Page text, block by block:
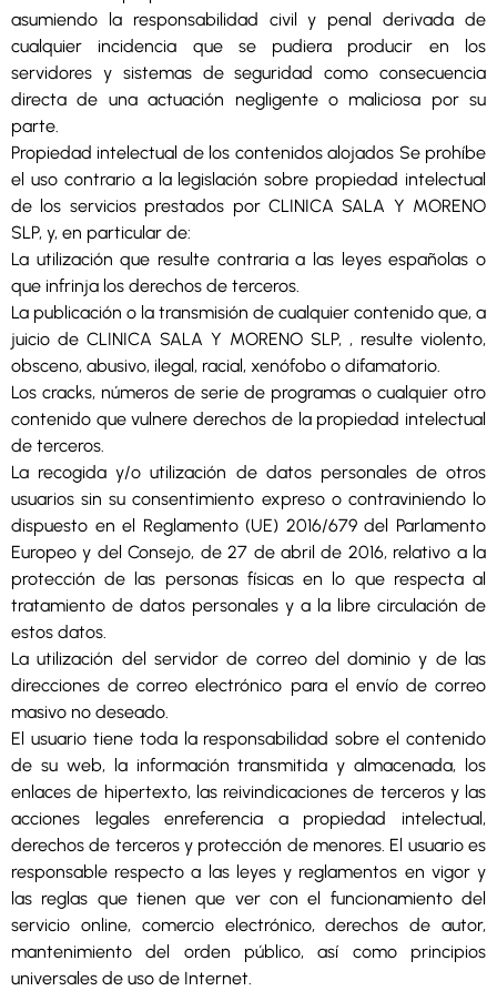
asumiendo la responsabilidad civil y penal derivada de
cualquier incidencia que se pudiera producir en los
servidores y sistemas de seguridad como consecuencia
directa de una actuación negligente o maliciosa por su
parte.
Propiedad intelectual de los contenidos alojados Se prohíbe
el uso contrario a la legislación sobre propiedad intelectual
de los servicios prestados por CLINICA SALA Y MORENO
SLP, y, en particular de:
La utilización que resulte contraria a las leyes españolas o
que infrinja los derechos de terceros.
La publicación o la transmisión de cualquier contenido que, a
juicio de CLINICA SALA Y MORENO SLP, , resulte violento,
obsceno, abusivo, ilegal, racial, xenófobo o difamatorio.
Los cracks, números de serie de programas o cualquier otro
contenido que vulnere derechos de la propiedad intelectual
de terceros.
La recogida y/o utilización de datos personales de otros
usuarios sin su consentimiento expreso o contraviniendo lo
dispuesto en el Reglamento (UE) 2016/679 del Parlamento
Europeo y del Consejo, de 27 de abril de 2016, relativo a la
protección de las personas físicas en lo que respecta al
tratamiento de datos personales y a la libre circulación de
estos datos.
La utilización del servidor de correo del dominio y de las
direcciones de correo electrónico para el envío de correo
masivo no deseado.
El usuario tiene toda la responsabilidad sobre el contenido
de su web, la información transmitida y almacenada, los
enlaces de hipertexto, las reivindicaciones de terceros y las
acciones legales enreferencia a propiedad intelectual,
derechos de terceros y protección de menores. El usuario es
responsable respecto a las leyes y reglamentos en vigor y
las reglas que tienen que ver con el funcionamiento del
servicio online, comercio electrónico, derechos de autor,
mantenimiento del orden público, así como principios
universales de uso de Internet.